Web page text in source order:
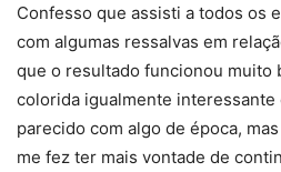
Confesso que assisti a todos os
com algumas ressalvas em
que o resultado funcionou muito
colorida igualmente interessante
parecido com algo de época,
me fez ter mais vontade de